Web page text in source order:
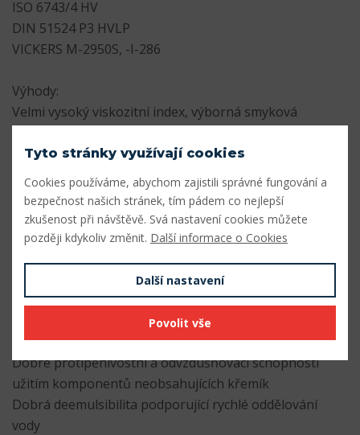
ISO 6743/4 HV
DIN 51524 P3 HVLP
VICKERS M-2950S, -I-286
Výhody:
Velmi vysoký viskozitní index, výborná smyková
Vynikající tepelná stabilita zabraňující tvorbě úsad i při
vysokých teplotách
Velmi dobrá oxidační stabilita zajišťující dlouhou
životnost kapaliny
Vysoká protioděrová ochrana, vynikající antikorozivní
Výborná hydrolytická stabilita zabraňující zanesení
filtrů
Dobrá filtrovatelnost i v přítomnosti vody, velmi nízký
bod tuhnutí
Dobré protipěnivostní a odvzdušňovací schopnosti
užitím komponentů neobsahujících křemík
Dobrá deemulsibilita podporující rychlé oddělování
vody
Tyto stránky využívají cookies
Cookies používáme, abychom zajistili správné fungování a
bezpečnost našich stránek, tím pádem co nejlepší
zkušenost při návštěvě. Svá nastavení cookies můžete
později kdykoliv změnit. Další informace o Cookies
Další nastavení
Povolit vše